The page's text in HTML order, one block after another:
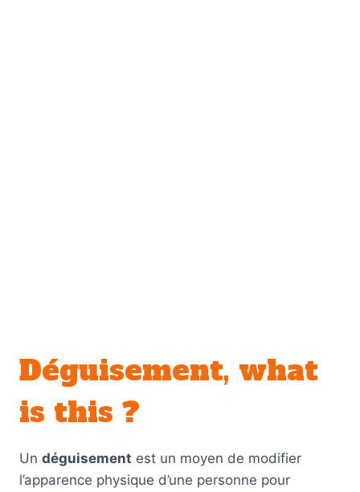
Déguisement, what
is this ?
Un déguisement est un moyen de modifier
l’apparence physique d’une personne pour